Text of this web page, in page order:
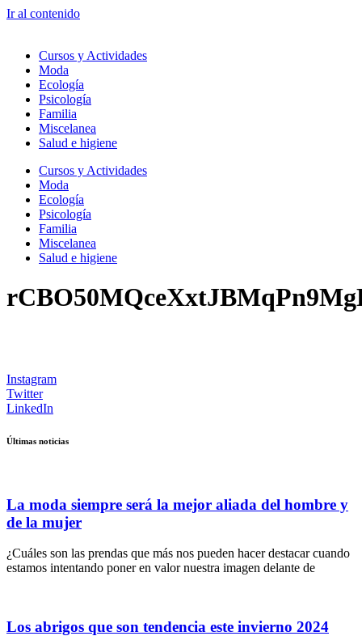
Ir al contenido
Cursos y Actividades
Moda
Ecología
Psicología
Familia
Miscelanea
Salud e higiene
Cursos y Actividades
Moda
Ecología
Psicología
Familia
Miscelanea
Salud e higiene
Instagram
Twitter
LinkedIn
Últimas noticias
La moda siempre será la mejor aliada del hombre y
de la mujer
¿Cuáles son las prendas que más nos pueden hacer destacar cuando
estamos intentando poner en valor nuestra imagen delante de
Los abrigos que son tendencia este invierno 2024